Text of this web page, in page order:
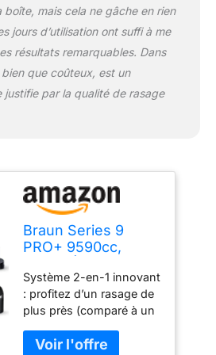
un rasoir comme neuf
jour après jour : la station
SmartCare 6-en-1
sélectionne le
programme de
nettoyage, nettoie votre
optimise ses
performances
boîte, mais cela ne gâche en rien
jours d’utilisation ont suffi à me
résultats remarquables. Dans
bien que coûteux, est un
justifie par la qualité de rasage
Braun Series 9
PRO+ 9590cc,
Pour Homme,
Système 2-En-1
Avec Tête De
Massage
ProComfort Pour
Système 2-en-1 innovant
: profitez d’un rasage de
plus près (comparé à un
PRO+ uniquement) avec